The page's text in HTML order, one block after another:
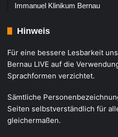
Immanuel Klinikum Bernau
Hinweis
Für eine bessere Lesbarkeit
Bernau LIVE auf die
Sprachformen verzichtet.
Sämtliche
Seiten selbstverständlich für
gleichermaßen.